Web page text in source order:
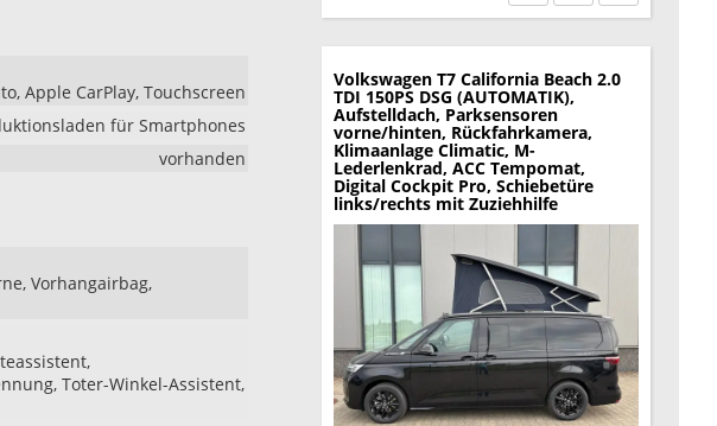
Apple CarPlay, Touchscreen
für Smartphones
vorhanden
Vorhangairbag,
Toter-Winkel-Assistent,
Volkswagen T7 California Beach 2.0
TDI 150PS DSG (AUTOMATIK),
Aufstelldach, Parksensoren
vorne/hinten, Rückfahrkamera,
Klimaanlage Climatic, M-
Lederlenkrad, ACC Tempomat,
Digital Cockpit Pro, Schiebetüre
links/rechts mit Zuziehhilfe